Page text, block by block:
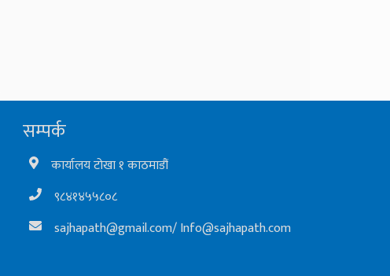
सम्पर्क
कार्यालय टोखा १ काठमाडौं
९८४१४५५८०८
sajhapath@gmail.com/Info@sajhapath.com